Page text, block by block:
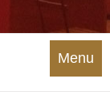
Menu